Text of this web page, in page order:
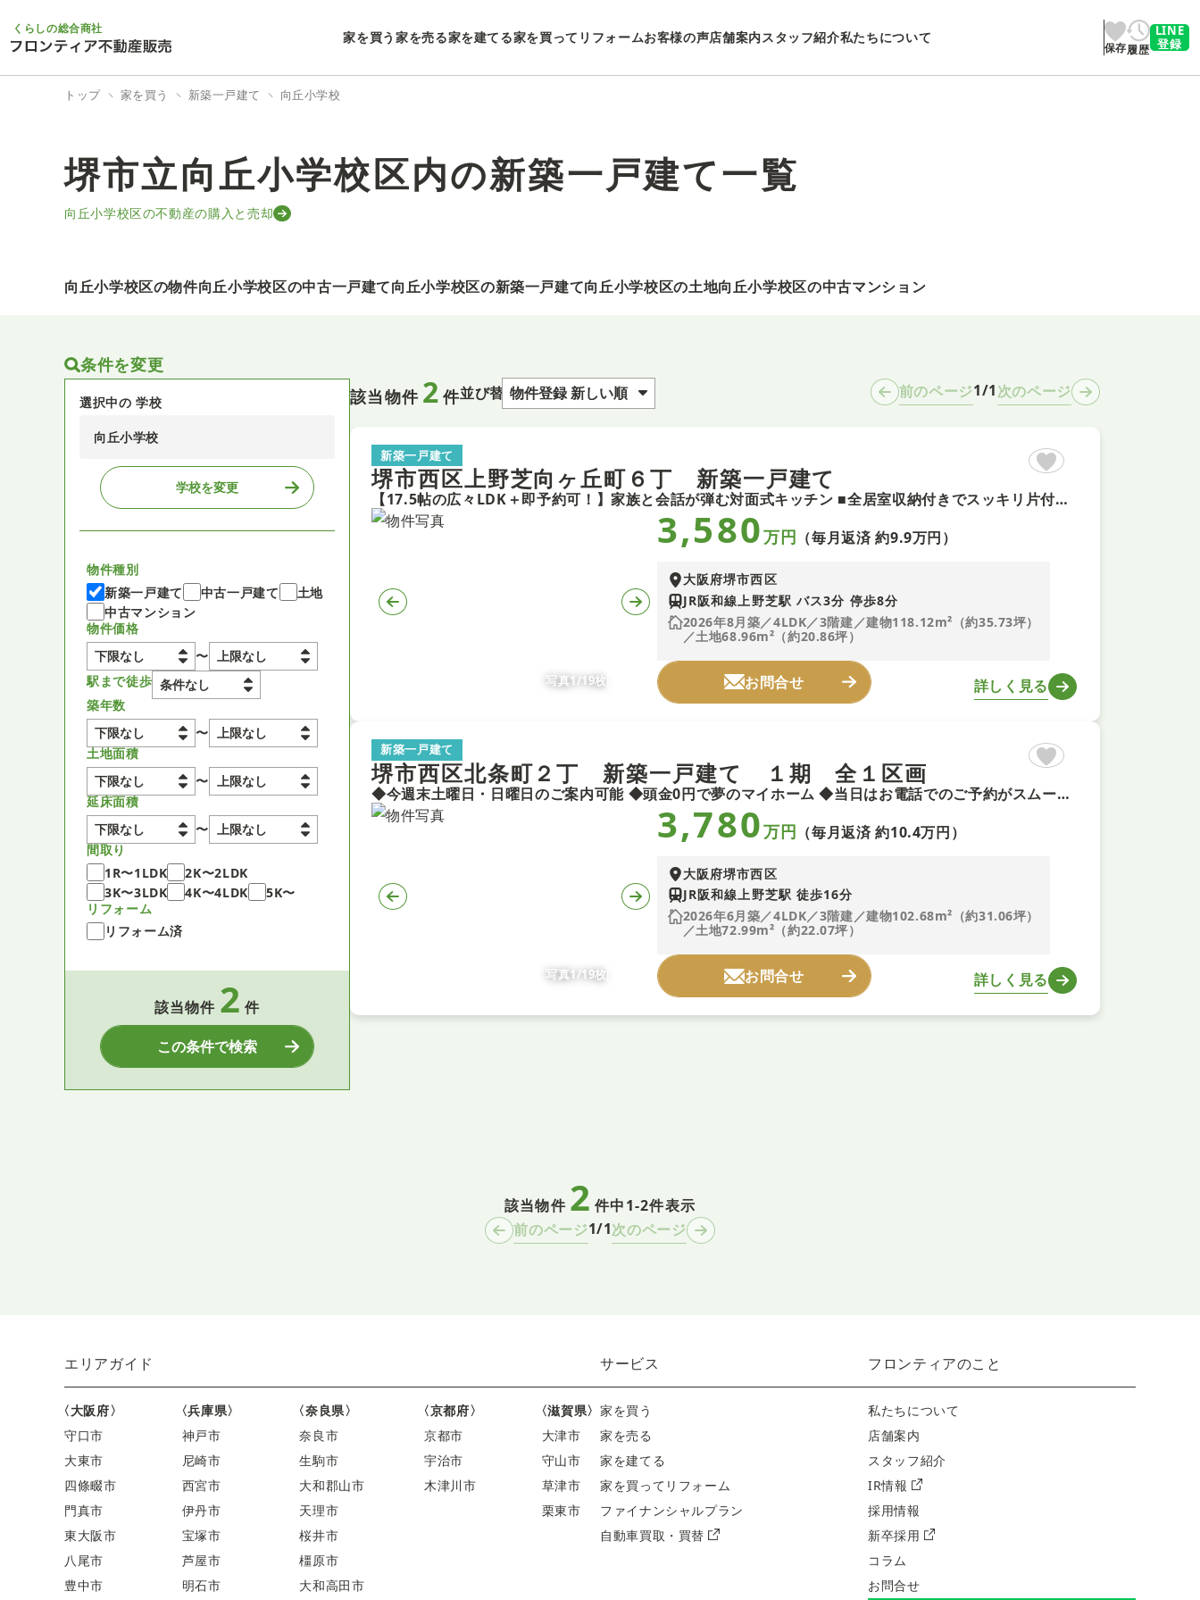
くらしの総合商社
家を買う 家を売る家を建てる家を買ってリフォームお客様の声店舗案内スタッフ紹介私たちについて
保存履歴
LINE
登録
トップ 家を買う 新築一戸建て 向丘小学校
堺市立向丘小学校区内の新築一戸建て一覧
向丘小学校区の不動産の購入と売却
向丘小学校区の物件向丘小学校区の中古一戸建て向丘小学校区の新築一戸建て向丘小学校区の土地向丘小学校区の中古マンション
条件を変更
選択中の 学校
向丘小学校
学校を変更
物件種別
新築一戸建て
中古一戸建て
土地
中古マンション
物件価格
〜
駅まで徒歩
築年数
〜
土地面積
〜
延床面積
〜
間取り
1R〜1LDK
2K〜2LDK
3K〜3LDK
4K〜4LDK
5K〜
リフォーム
リフォーム済
該当物件 2 件
この条件で検索
該当物件 2 件並び替え 前のページ1/1次のページ
新築一戸建て
堺市西区上野芝向ヶ丘町６丁 新築一戸建て
【17.5帖の広々LDK＋即予約可！】家族と会話が弾む対面式キッチン ■全居室収納付きでスッキリ片付く4LDK ■省エネ基準適合住宅で住宅ローン控除対象 ■２つのバルコニーで日当たり・通風良好
写真1/19枚
3,580万円 （毎月返済 約9.9万円）
大阪府堺市西区
JR阪和線上野芝駅 バス3分 停歩8分
2026年8月築／4LDK／3階建／建物118.12m²（約35.73坪）
／土地68.96m²（約20.86坪）
お問合せ 詳しく見る
新築一戸建て
堺市西区北条町２丁 新築一戸建て １期 全１区画
◆今週末土曜日・日曜日のご案内可能 ◆頭金0円で夢のマイホーム ◆当日はお電話でのご予約がスムーズです ◆設計性能評価＋建設性能評価をW取得！
写真1/19枚
3,780万円 （毎月返済 約10.4万円）
大阪府堺市西区
JR阪和線上野芝駅 徒歩16分
2026年6月築／4LDK／3階建／建物102.68m²（約31.06坪）
／土地72.99m²（約22.07坪）
お問合せ 詳しく見る
該当物件 2 件中1-2件表示
前のページ1/1次のページ
エリアガイド
〈大阪府〉
守口市
大東市
四條畷市
門真市
東大阪市
八尾市
豊中市
〈兵庫県〉
神戸市
尼崎市
西宮市
伊丹市
宝塚市
芦屋市
明石市
〈奈良県〉
奈良市
生駒市
大和郡山市
天理市
桜井市
橿原市
大和高田市
〈京都府〉
京都市
宇治市
木津川市
〈滋賀県〉
大津市
守山市
草津市
栗東市
サービス
家を買う
家を売る
家を建てる
家を買ってリフォーム
ファイナンシャルプラン
自動車買取・買替
フロンティアのこと
私たちについて
店舗案内
スタッフ紹介
IR情報
採用情報
新卒採用
コラム
お問合せ